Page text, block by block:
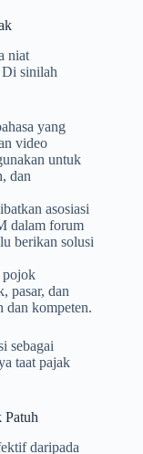
niat
Di sinilah
yang
video
untuk
dan
asosiasi
dalam forum
berikan solusi
pojok
pasar, dan
dan kompeten.
sebagai
taat pajak
Patuh
daripada